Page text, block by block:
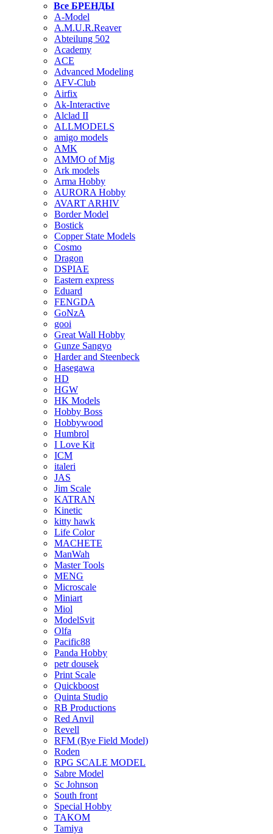
Все БРЕНДЫ
A-Model
A.M.U.R.Reaver
Abteilung 502
Academy
ACE
Advanced Modeling
AFV-Club
Airfix
Ak-Interactive
Alclad II
ALLMODELS
amigo models
AMK
AMMO of Mig
Ark models
Arma Hobby
AURORA Hobby
AVART ARHIV
Border Model
Bostick
Copper State Models
Cosmo
Dragon
DSPIAE
Eastern express
Eduard
FENGDA
GoNzA
gooi
Great Wall Hobby
Gunze Sangyo
Harder and Steenbeck
Hasegawa
HD
HGW
HK Models
Hobby Boss
Hobbywood
Humbrol
I Love Kit
ICM
italeri
JAS
Jim Scale
KATRAN
Kinetic
kitty hawk
Life Color
MACHETE
ManWah
Master Tools
MENG
Microscale
Miniart
Miol
ModelSvit
Olfa
Pacific88
Panda Hobby
petr dousek
Print Scale
Quickboost
Quinta Studio
RB Productions
Red Anvil
Revell
RFM (Rye Field Model)
Roden
RPG SCALE MODEL
Sabre Model
Sc Johnson
South front
Special Hobby
TAKOM
Tamiya